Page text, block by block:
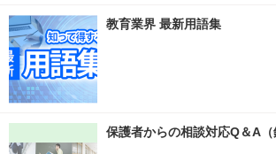
教育業界 最新用語集
保護者からの相談対応Q＆A（